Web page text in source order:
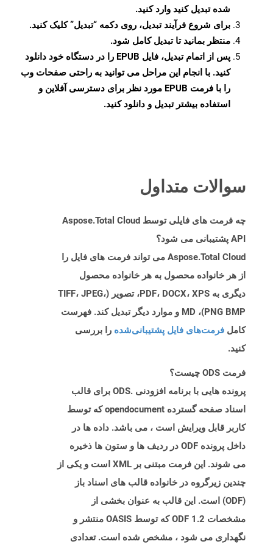
شده تبدیل کنید وارد کنید.
برای شروع فرآیند تبدیل، روی دکمه “تبدیل” کلیک کنید.
منتظر بمانید تا تبدیل کامل شود.
پس از اتمام تبدیل، فایل EPUB را در دستگاه خود دانلود
کنید. با انجام این مراحل می توانید به راحتی صفحات وب
را با فرمت EPUB مورد نظر برای دسترسی آفلاین و
استفاده بیشتر تبدیل و دانلود کنید.
سوالات متداول
چه فرمت های فایلی توسط Aspose.Total Cloud
API پشتیبانی می شود؟
Aspose.Total Cloud می تواند فرمت های فایل را
از هر خانواده محصول به هر خانواده محصول
دیگری به PDF، DOCX، XPS، تصویر (TIFF، JPEG،
PNG BMP)، MD و موارد دیگر تبدیل کند. فهرست
کامل فرمت‌های فایل پشتیبانی‌شده را بررسی
کنید.
فرمت ODS چیست؟
پرونده هایی با برنامه افزودنی .ODS برای قالب
اسناد صفحه گسترده opendocument که توسط
کاربر قابل ویرایش است ، می باشد. داده ها در
داخل پرونده ODF در ردیف ها و ستون ها ذخیره
می شوند. این فرمت مبتنی بر XML است و یکی از
چندین زیرگروه در خانواده قالب های اسناد باز
(ODF) است. این قالب به عنوان بخشی از
مشخصات ODF 1.2 که توسط OASIS منتشر و
نگهداری می شود ، مشخص شده است. تعدادی